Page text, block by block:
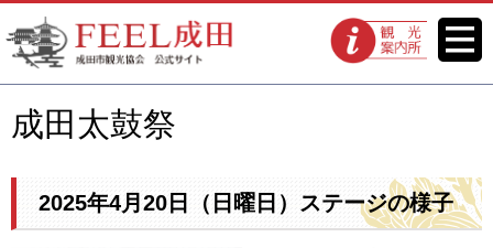
FEEL成田 成田市観光協会 公式
サイト
観光案内所
メニ
ュー
成田太鼓祭
2025年4月20日（日曜日）ステージの様子